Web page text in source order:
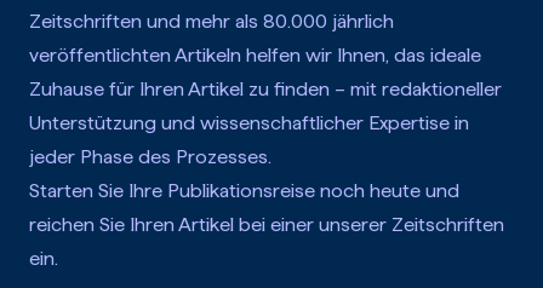
Zeitschriften und mehr als 80.000 jährlich
veröffentlichten Artikeln helfen wir Ihnen, das ideale
Zuhause für Ihren Artikel zu finden – mit redaktioneller
Unterstützung und wissenschaftlicher Expertise in
jeder Phase des Prozesses.
Starten Sie Ihre Publikationsreise noch heute und
reichen Sie Ihren Artikel bei einer unserer Zeitschriften
ein.